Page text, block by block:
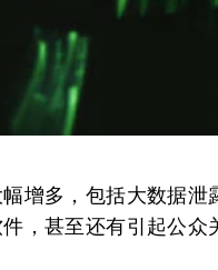
增多，包括大数据
，甚至还有引起公众